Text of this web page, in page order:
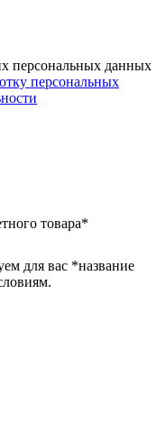
персональных данных
персональных
товара*
для вас *название